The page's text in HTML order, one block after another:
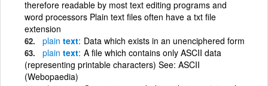
therefore readable by most text editing programs and
word processors Plain text files often have a txt file
extension
plain text Data which exists in an unenciphered form
plain text A file which contains only ASCII data
(representing printable characters) See: ASCII
(Webopaedia)